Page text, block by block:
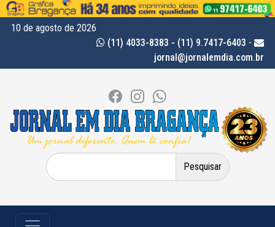
10 de agosto de 2026
(11) 4033-8383 - (11) 9.7417-6403 -
jornal@jornalemdia.com.br
Pesquisar
por: